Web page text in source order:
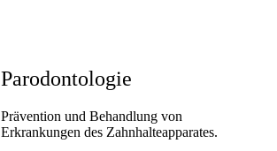
Parodontologie
Prävention und Behandlung von
Erkrankungen des Zahnhalteapparates.